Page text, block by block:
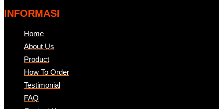
INFORMASI
Home
About Us
Product
How To Order
Testimonial
FAQ